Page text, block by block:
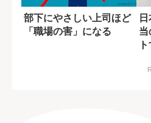
部下にやさしい上司ほど
「職場の害」になる
当